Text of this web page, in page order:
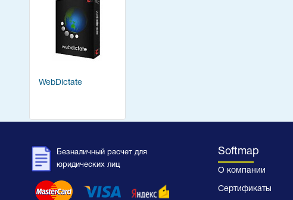
WebDictate
Безналичный расчет для
юридических лиц
Softmap
О компании
Сертификаты